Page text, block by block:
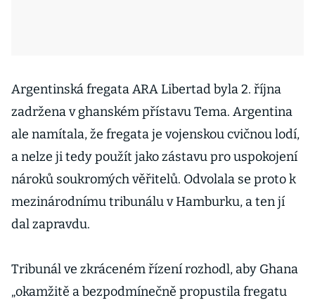
Argentinská fregata ARA Libertad byla 2. října
zadržena v ghanském přístavu Tema. Argentina
ale namítala, že fregata je vojenskou cvičnou lodí,
a nelze ji tedy použít jako zástavu pro uspokojení
nároků soukromých věřitelů. Odvolala se proto k
mezinárodnímu tribunálu v Hamburku, a ten jí
dal zapravdu.
Tribunál ve zkráceném řízení rozhodl, aby Ghana
„okamžitě a bezpodmínečně propustila fregatu